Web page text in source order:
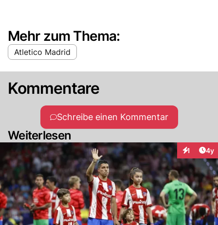
Mehr zum Thema:
Atletico Madrid
Kommentare
Schreibe einen Kommentar
Weiterlesen
1 4y